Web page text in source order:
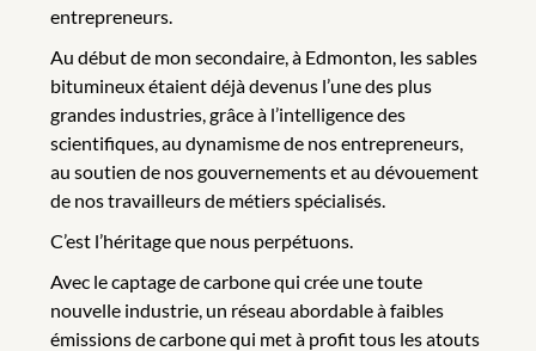
entrepreneurs.
Au début de mon secondaire, à Edmonton, les sables
bitumineux étaient déjà devenus l’une des plus
grandes industries, grâce à l’intelligence des
scientifiques, au dynamisme de nos entrepreneurs,
au soutien de nos gouvernements et au dévouement
de nos travailleurs de métiers spécialisés.
C’est l’héritage que nous perpétuons.
Avec le captage de carbone qui crée une toute
nouvelle industrie, un réseau abordable à faibles
émissions de carbone qui met à profit tous les atouts